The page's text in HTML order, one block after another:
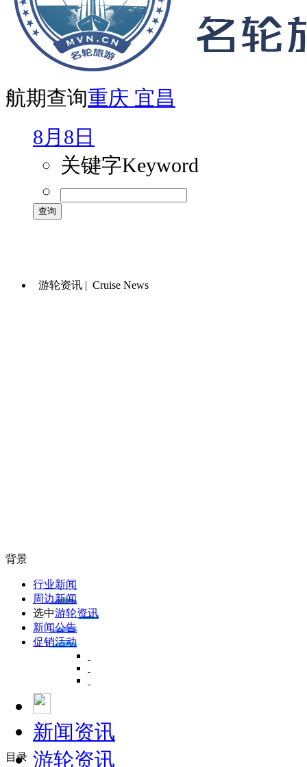
航期查询重庆 宜昌
8月8日
关键字Keyword
游轮资讯 | Cruise News
背景
行业新闻
周边新闻
选中游轮资讯
新闻公告
促销活动
目录
新闻资讯
游轮资讯